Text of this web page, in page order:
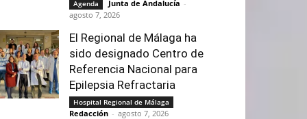
Agenda Junta de Andalucía -
agosto 7, 2026
El Regional de Málaga ha
sido designado Centro de
Referencia Nacional para
Epilepsia Refractaria
Hospital Regional de Málaga
Redacción - agosto 7, 2026